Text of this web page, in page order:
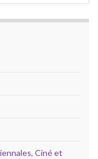
Ciné et